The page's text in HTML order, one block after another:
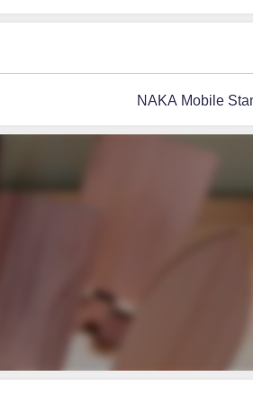
NAKA Mobile